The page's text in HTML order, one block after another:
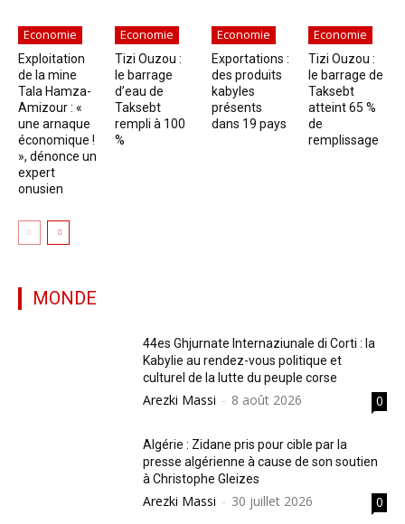
Economie
Exploitation
de la mine
Tala Hamza-
Amizour : «
une arnaque
économique !
», dénonce un
expert
onusien
Economie
Tizi Ouzou :
le barrage
d’eau de
Taksebt
rempli à 100
%
Economie
Exportations :
des produits
kabyles
présents
dans 19 pays
Economie
Tizi Ouzou :
le barrage de
Taksebt
atteint 65 %
de
remplissage
MONDE
44es Ghjurnate Internaziunale di Corti : la
Kabylie au rendez-vous politique et
culturel de la lutte du peuple corse
Arezki Massi - 8 août 2026 0
Algérie : Zidane pris pour cible par la
presse algérienne à cause de son soutien
à Christophe Gleizes
Arezki Massi - 30 juillet 2026 0